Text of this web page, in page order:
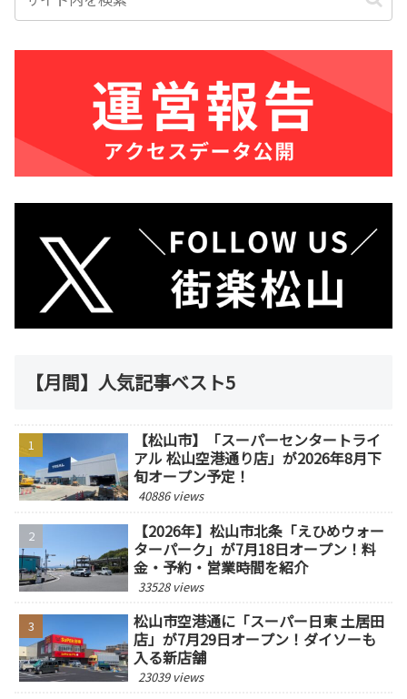
【月間】人気記事ベスト5
【松山市】「スーパーセンタートライ
アル 松山空港通り店」が2026年8月下
旬オープン予定！
40886 views
【2026年】松山市北条「えひめウォー
ターパーク」が7月18日オープン！料
金・予約・営業時間を紹介
33528 views
松山市空港通に「スーパー日東 土居田
店」が7月29日オープン！ダイソーも
入る新店舗
23039 views